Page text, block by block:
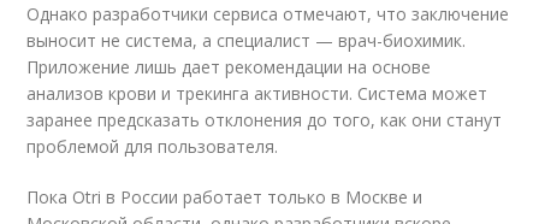
Однако разработчики сервиса отмечают, что заключение
выносит не система, а специалист — врач-биохимик.
Приложение лишь дает рекомендации на основе
анализов крови и трекинга активности. Система может
заранее предсказать отклонения до того, как они станут
проблемой для пользователя.
Пока Otri в России работает только в Москве и